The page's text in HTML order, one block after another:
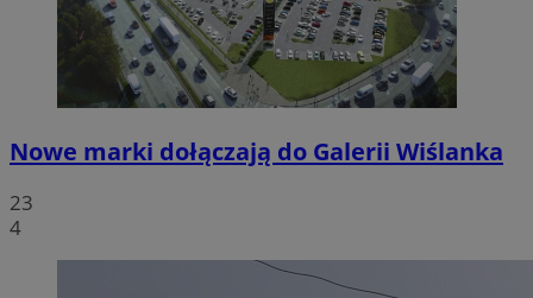
Nowe marki dołączają do Galerii Wiślanka
23
4